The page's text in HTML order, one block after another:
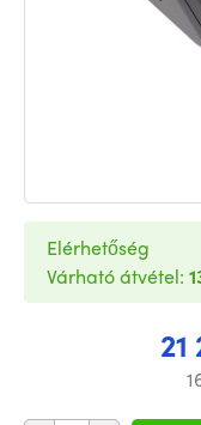
Elérhetőség
Várható átvétel: